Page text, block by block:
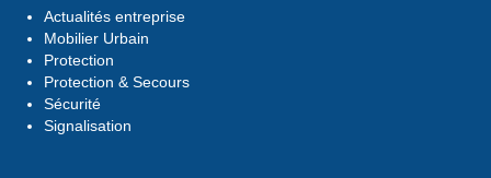
Actualités entreprise
Mobilier Urbain
Protection
Protection & Secours
Sécurité
Signalisation